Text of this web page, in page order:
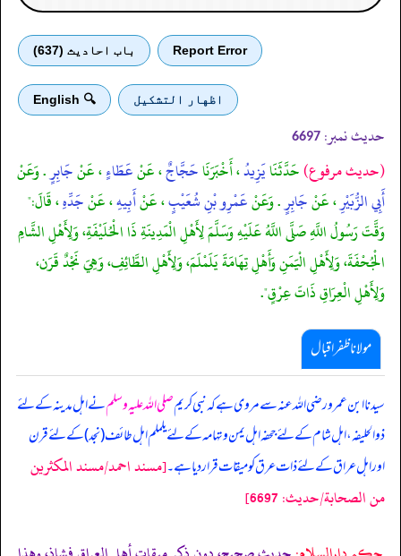
Report Error باب احادیث (637)
اظهار التشكيل 🔍 English
حدیث نمبر: 6697
(حديث مرفوع)حَدَّثَنَايَزِيدُ، أَخْبَرَنَاحَجَّاجٌ، عَنْعَطَاءٍ، عَنْجَابِرٍ. وَعَنْ
أَبِي الزُّبَيْرِ، عَنْجَابِرٍ. وَعَنْعَمْرِو بْنِ شُعَيْبٍ، عَنْأَبِيهِ، عَنْجَدِّهِ، قَالَ:"
وَقَّتَ رَسُولُ اللَّهِ صَلَّى اللَّهُ عَلَيْهِ وَسَلَّمَ لِأَهْلِ الْمَدِينَةِ ذَا الْحُلَيْفَةِ، وَلِأَهْلِ الشَّامِ
الْجُحْفَةَ، وَلِأَهْلِ الْيَمَنِ وَأَهْلِ تِهَامَةَ يَلَمْلَمَ، وَلِأَهْلِ الطَّائِفِ، وَهِيَ نَجْدٌ قَرَن،
وَلِأَهْلِ الْعِرَاقِ ذَاتَ عِرْقٍ".
مولانا ظفر اقبال
سیدنا ابن عمرو رضی اللہ عنہ سے مروی ہے کہ نبی کریمصلی اللہ علیہ وسلمنے اہل مدینہ کے لئے
ذوالحلیفہ، اہل شام کے لئے جحفہ اہل یمن وتہامہ کے لئے یلملم اہل طائف (نجد) کے لئے قرن
اور اہل عراق کے لئے ذات عرق کو میقات قرار دیا ہے۔[مسند احمد/مسند المكثرين
من الصحابة/حدیث: 6697]